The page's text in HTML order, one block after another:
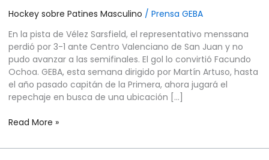
Hockey sobre Patines Masculino / Prensa GEBA
En la pista de Vélez Sarsfield, el representativo menssana
perdió por 3-1 ante Centro Valenciano de San Juan y no
pudo avanzar a las semifinales. El gol lo convirtió Facundo
Ochoa. GEBA, esta semana dirigido por Martín Artuso, hasta
el año pasado capitán de la Primera, ahora jugará el
repechaje en busca de una ubicación […]
Read More »